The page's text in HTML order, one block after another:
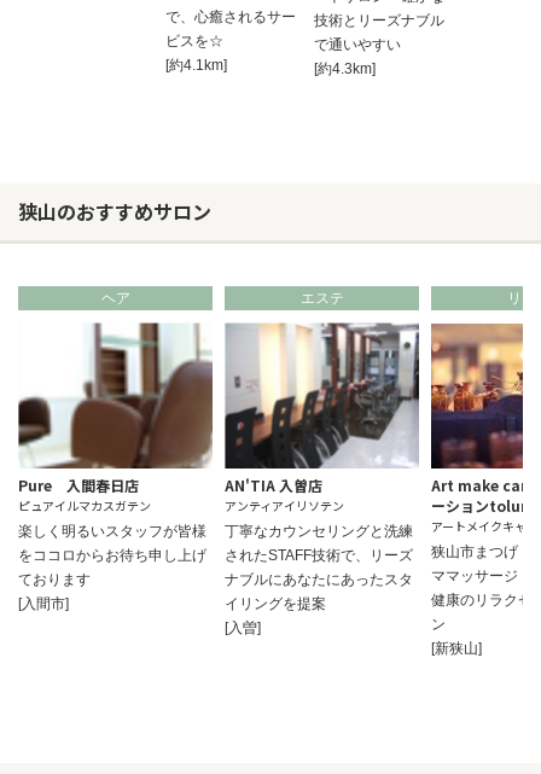
で、心癒されるサー
ビスを☆
[約4.1km]
技術とリーズナブル
で通いやすい
[約4.3km]
狭山のおすすめサロン
ヘア
Pure 入間春日店
ピュアイルマカスガテン
楽しく明るいスタッフが皆様
をココロからお待ち申し上げ
ております
[入間市]
エステ
AN'TIA 入曽店
アンティアイリソテン
丁寧なカウンセリングと洗練
されたSTAFF技術で、リーズ
ナブルにあなたにあったスタ
イリングを提案
[入曽]
リラ
Art make
ーションtolun
アートメイクキャ
狭山市まつげ・
ママッサージ・
健康のリラクゼ
ン
[新狭山]